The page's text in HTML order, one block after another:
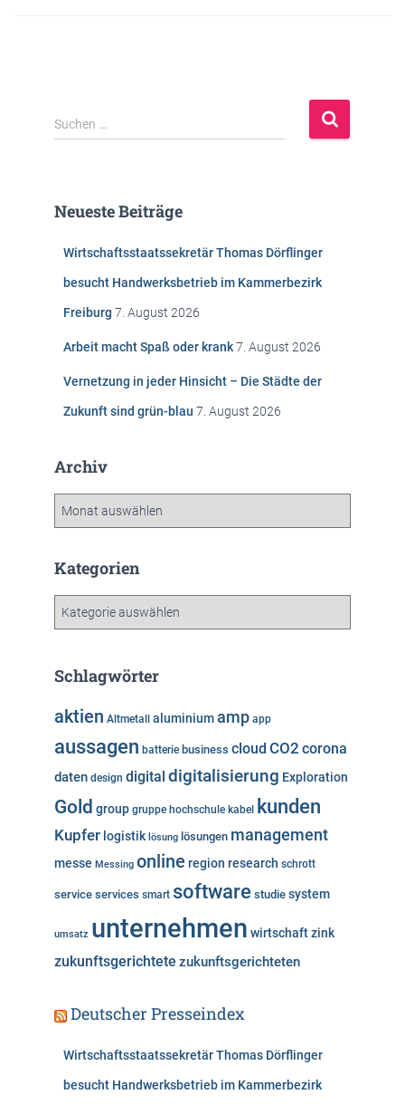
S
u
n
Suchen …
Neueste Beiträge
Wirtschaftsstaatssekretär Thomas Dörflinger
besucht Handwerksbetrieb im Kammerbezirk
Freiburg 7. August 2026
Arbeit macht Spaß oder krank7. August 2026
Vernetzung in jeder Hinsicht – Die Städte der
Zukunft sind grün-blau 7. August 2026
Archiv
h
Kategorien
g
r
i
n
Schlagwörter
aktien Altmetall aluminiumamp app
aussagen batterie business cloud CO2 corona
daten design digital digitalisierung Exploration
Gold group gruppe hochschule kabel kunden
Kupfer logistik lösung lösungen management
messe Messing online region research schrott
service services smart software studie system
umsatz unternehmen wirtschaftzink
zukunftsgerichtete zukunftsgerichteten
Deutscher Presseindex
Wirtschaftsstaatssekretär Thomas Dörflinger
besucht Handwerksbetrieb im Kammerbezirk